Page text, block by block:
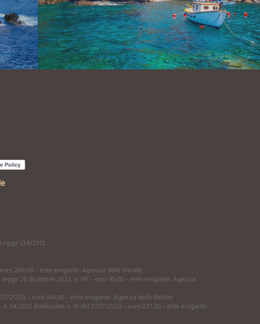
234/2012.
260,00 – ente erogante: Agenzia delle Entrate
29 dicembre 2022, n. 197 – euro 45,00 – ente erogante: Agenzia
– euro 343,00 – ente erogante: Agenzia delle Entrate
34/2023 (risoluzione n. 41 del 07.07.2023) – euro 227,00 – ente erogante: